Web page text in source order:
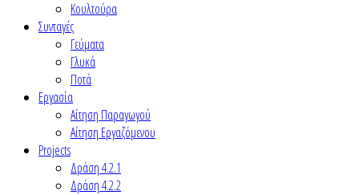
Κουλτούρα
Συνταγές
Γεύματα
Γλυκά
Ποτά
Εργασία
Αίτηση Παραγωγού
Αίτηση Εργαζόμενου
Projects
Δράση 4.2.1
Δράση 4.2.2